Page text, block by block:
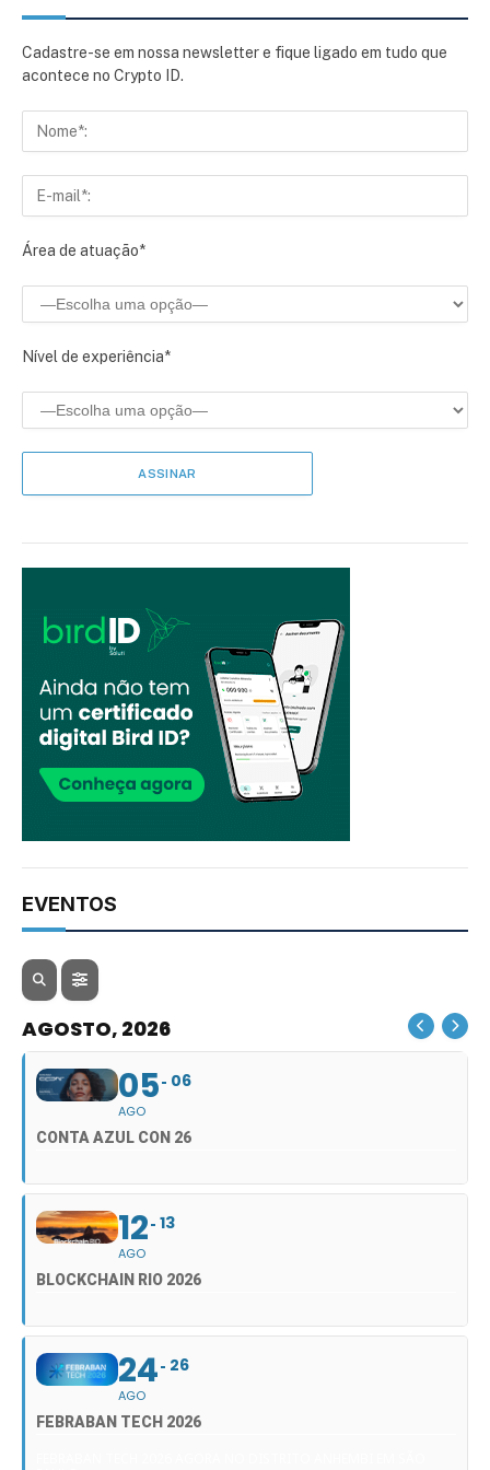
Cadastre-se em nossa newsletter e fique ligado em tudo que
acontece no Crypto ID.
Área de atuação*
Nível de experiência*
EVENTOS
AGOSTO, 2026
05
AGO
06
CONTA AZUL CON 26
12
AGO
13
BLOCKCHAIN RIO 2026
24
AGO
26
FEBRABAN TECH 2026